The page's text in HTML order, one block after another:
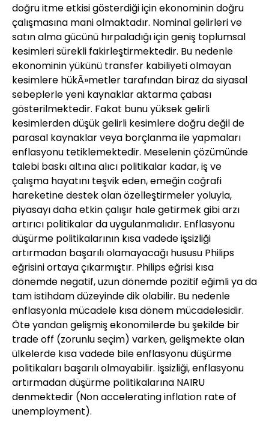
doğru itme etkisi gösterdiği için ekonominin doğru
çalışmasına mani olmaktadır. Nominal gelirleri ve
satın alma gücünü hırpaladığı için geniş toplumsal
kesimleri sürekli fakirleştirmektedir. Bu nedenle
ekonominin yükünü transfer kabiliyeti olmayan
kesimlere hükÃ»metler tarafından biraz da siyasal
sebeplerle yeni kaynaklar aktarma çabası
gösterilmektedir. Fakat bunu yüksek gelirli
kesimlerden düşük gelirli kesimlere doğru değil de
parasal kaynaklar veya borçlanma ile yapmaları
enflasyonu tetiklemektedir. Meselenin çözümünde
talebi baskı altına alıcı politikalar kadar, iş ve
çalışma hayatını teşvik eden, emeğin coğrafi
hareketine destek olan özelleştirmeler yoluyla,
piyasayı daha etkin çalışır hale getirmek gibi arzı
artırıcı politikalar da uygulanmalıdır. Enflasyonu
düşürme politikalarının kısa vadede işsizliği
artırmadan başarılı olamayacağı hususu Philips
eğrisini ortaya çıkarmıştır. Philips eğrisi kısa
dönemde negatif, uzun dönemde pozitif eğimli ya da
tam istihdam düzeyinde dik olabilir. Bu nedenle
enflasyonla mücadele kısa dönem mücadelesidir.
Öte yandan gelişmiş ekonomilerde bu şekilde bir
trade off (zorunlu seçim) varken, gelişmekte olan
ülkelerde kısa vadede bile enflasyonu düşürme
politikaları başarılı olmayabilir. İşsizliği, enflasyonu
artırmadan düşürme politikalarına NAIRU
denmektedir (Non accelerating inflation rate of
unemployment).